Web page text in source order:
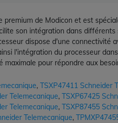
de Modicon et est
son intégration dans
dispose d'une connectivité
l'intégration du processeur
pour répondre aux
, TSXP47411 Schneider
Telemecanique, TSXP67425
Telemecanique, TSXP87455
Telemecanique,